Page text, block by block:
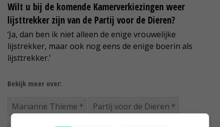
Wilt u bij de komende Kamerverkiezingen weer
lijsttrekker zijn van de Partij voor de Dieren?
‘Ja, dan ben ik niet alleen de enige vrouwelijke
lijstrekker, maar ook nog eens de enige boerin als
lijsttrekker.’
Bekijk meer over:
Marianne Thieme Partij voor de Dieren